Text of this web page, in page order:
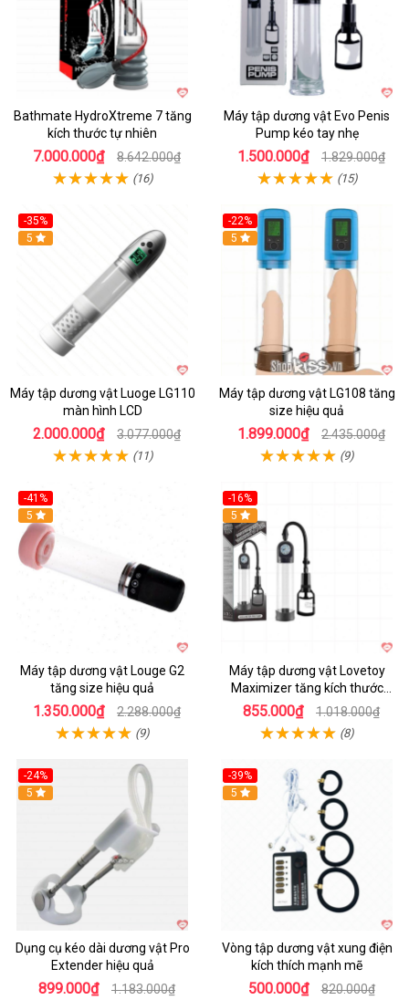
Bathmate HydroXtreme 7 tăng
kích thước tự nhiên
7.000.000₫ 8.642.000₫
(16)
Máy tập dương vật Evo Penis
Pump kéo tay nhẹ
1.500.000₫ 1.829.000₫
(15)
-35%
Hot
5
Máy tập dương vật Luoge LG110
màn hình LCD
2.000.000₫ 3.077.000₫
(11)
-22%
Hot
5
Máy tập dương vật LG108 tăng
size hiệu quả
1.899.000₫ 2.435.000₫
(9)
-41%
Hot
5
Máy tập dương vật Louge G2
tăng size hiệu quả
1.350.000₫ 2.288.000₫
(9)
-16%
Hot
5
Máy tập dương vật Lovetoy
Maximizer tăng kích thước
nhanh
855.000₫ 1.018.000₫
(8)
-24%
Hot
5
Dụng cụ kéo dài dương vật Pro
Extender hiệu quả
899.000₫ 1.183.000₫
-39%
Hot
5
Vòng tập dương vật xung điện
kích thích mạnh mẽ
500.000₫ 820.000₫